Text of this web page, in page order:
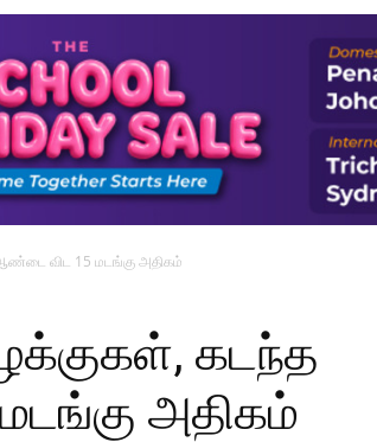
விட 15 மடங்கு அதிகம்
கடந்த
அதிகம்